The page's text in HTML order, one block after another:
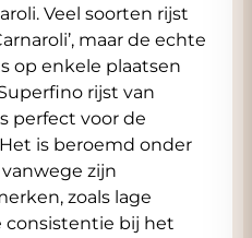
Veel soorten rijst
maar de echte
op enkele plaatsen
rijst van
perfect voor de
is beroemd onder
zijn
zoals lage
consistentie bij het